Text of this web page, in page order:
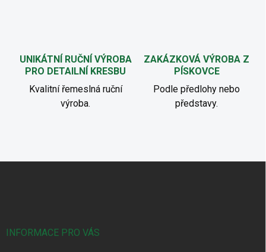
UNIKÁTNÍ RUČNÍ VÝROBA
PRO DETAILNÍ KRESBU
Kvalitní řemeslná ruční
výroba.
ZAKÁZKOVÁ VÝROBA Z
PÍSKOVCE
Podle předlohy nebo
představy.
INFORMACE PRO VÁS